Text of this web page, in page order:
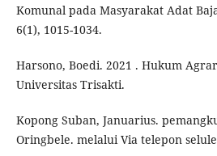
Komunal pada Masyarakat Adat
6(1), 1015-1034.
Harsono, Boedi. 2021 . Hukum
Universitas Trisakti.
Kopong Suban, Januarius.
Oringbele. melalui Via telepon